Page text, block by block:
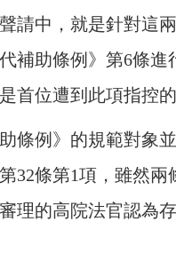
請中，就是針對這
補助條例》第6條
首位遭到此項指控的
條例》的規範對象
32條第1項，雖然
理的高院法官認為